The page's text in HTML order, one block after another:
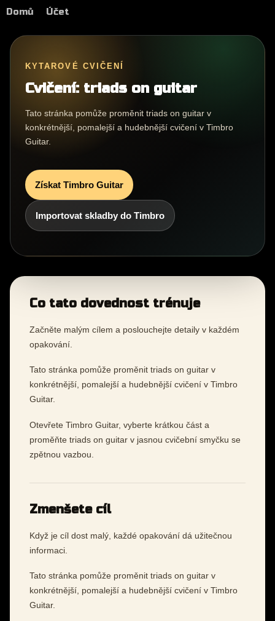
Domů Účet
KYTAROVÉ CVIČENÍ
Cvičení: triads on guitar
Tato stránka pomůže proměnit triads on guitar v
konkrétnější, pomalejší a hudebnější cvičení v Timbro
Guitar.
Získat Timbro Guitar
Importovat skladby do Timbro
Co tato dovednost trénuje
Začněte malým cílem a poslouchejte detaily v každém
opakování.
Tato stránka pomůže proměnit triads on guitar v
konkrétnější, pomalejší a hudebnější cvičení v Timbro
Guitar.
Otevřete Timbro Guitar, vyberte krátkou část a
proměňte triads on guitar v jasnou cvičební smyčku se
zpětnou vazbou.
Zmenšete cíl
Když je cíl dost malý, každé opakování dá užitečnou
informaci.
Tato stránka pomůže proměnit triads on guitar v
konkrétnější, pomalejší a hudebnější cvičení v Timbro
Guitar.